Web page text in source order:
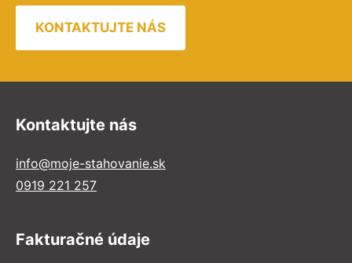
KONTAKTUJTE NÁS
Kontaktujte nás
info@moje-stahovanie.sk
0919 221 257
Fakturačné údaje